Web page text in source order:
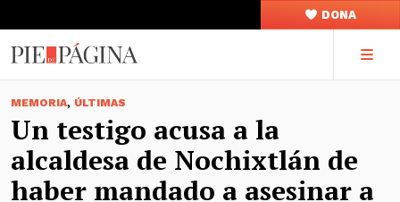
DONA
MEMORIA, ÚLTIMAS
Un testigo acusa a la
alcaldesa de Nochixtlán de
haber mandado a asesinar a